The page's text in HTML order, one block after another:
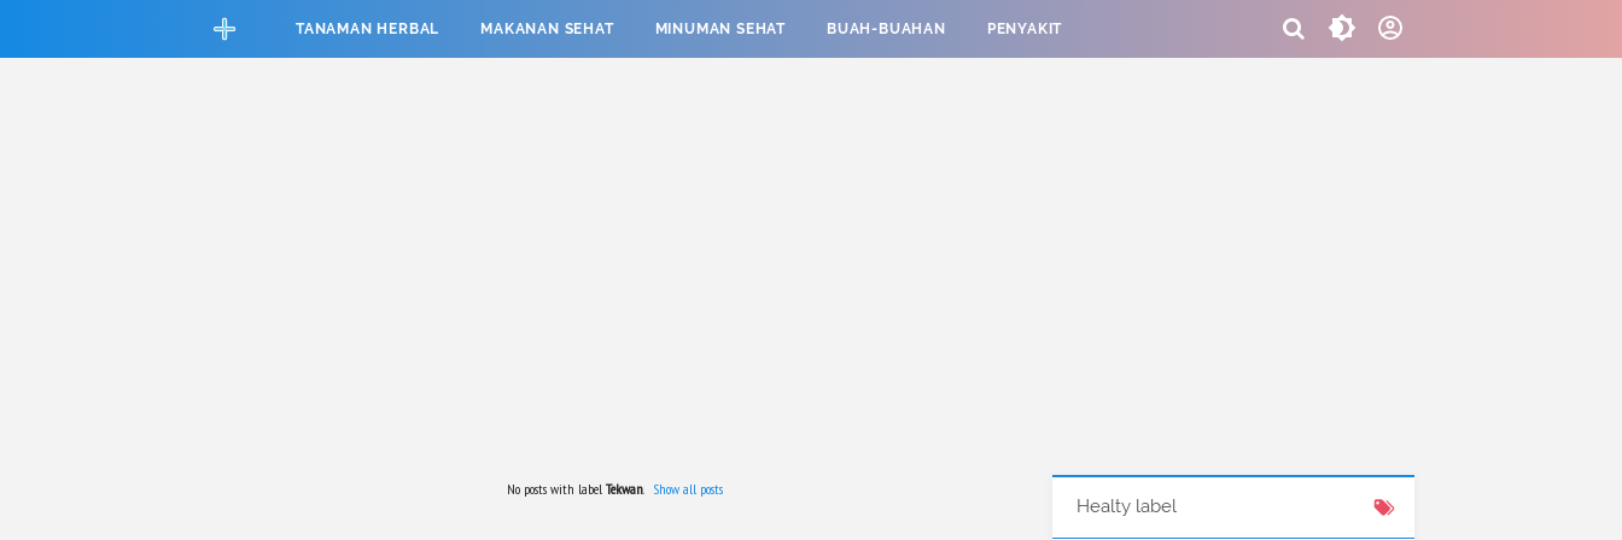
TANAMAN HERBAL
MAKANAN SEHAT MINUMAN SEHAT BUAH-BUAHAN PENYAKIT
No posts with labelTekwan Show all posts
Healty label